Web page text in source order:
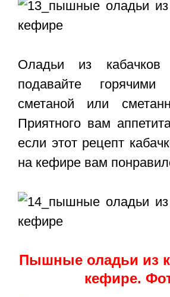
Оладьи из
подавайте
сметаной или
Приятного вам
если этот рецепт
на кефире вам
Пышные оладьи из
кефире.